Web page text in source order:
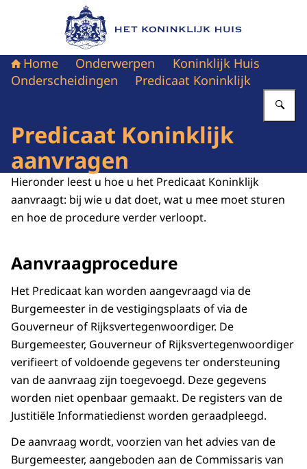
Naar de homepage van Het Koninklijk Huis
Home Onderwerpen
Koninklijk Huis
Onderscheidingen
Predicaat Koninklijk
Predicaat Koninklijk
aanvragen
Hieronder leest u hoe u het Predicaat Koninklijk
aanvraagt: bij wie u dat doet, wat u mee moet sturen
en hoe de procedure verder verloopt.
Aanvraagprocedure
Het Predicaat kan worden aangevraagd via de
Burgemeester in de vestigingsplaats of via de
Gouverneur of Rijksvertegenwoordiger. De
Burgemeester, Gouverneur of Rijksvertegenwoordiger
verifieert of voldoende gegevens ter ondersteuning
van de aanvraag zijn toegevoegd. Deze gegevens
worden niet openbaar gemaakt. De registers van de
Justitiële Informatiedienst worden geraadpleegd.
De aanvraag wordt, voorzien van het advies van de
Burgemeester, aangeboden aan de Commissaris van